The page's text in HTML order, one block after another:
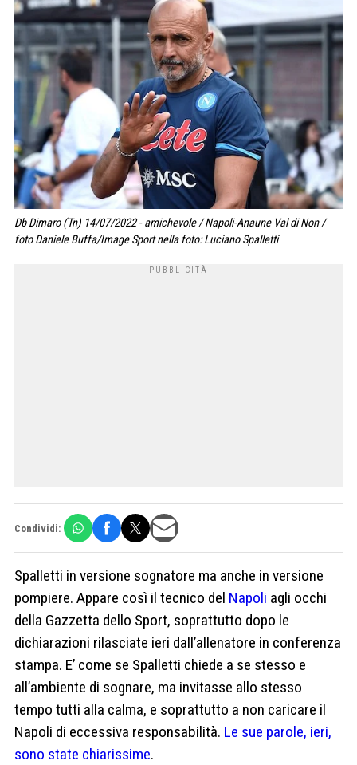
Db Dimaro (Tn) 14/07/2022 - amichevole / Napoli-Anaune Val di Non /
foto Daniele Buffa/Image Sport nella foto: Luciano Spalletti
Condividi:
Spalletti in versione sognatore ma anche in versione
pompiere. Appare così il tecnico del Napoli agli occhi
della Gazzetta dello Sport, soprattutto dopo le
dichiarazioni rilasciate ieri dall’allenatore in conferenza
stampa. E’ come se Spalletti chiede a se stesso e
all’ambiente di sognare, ma invitasse allo stesso
tempo tutti alla calma, e soprattutto a non caricare il
Napoli di eccessiva responsabilità. Le sue parole, ieri,
sono state chiarissime.